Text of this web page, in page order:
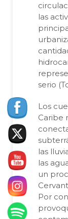
las
serio
Los
Caribe
las
las
un
Por